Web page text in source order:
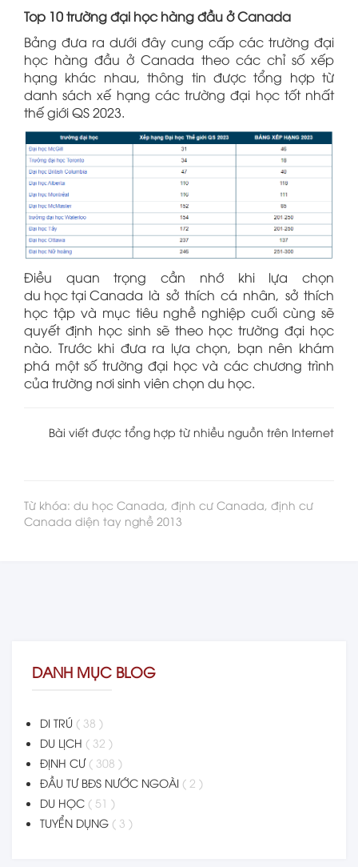
Top 10 trường đại học hàng đầu ở Canada
Bảng đưa ra dưới đây cung cấp các trường đại
học hàng đầu ở Canada theo các chỉ số xếp
hạng khác nhau, thông tin được tổng hợp từ
danh sách xế hạng các trường đại học tốt nhất
thế giới QS 2023.
Điều quan trọng cần nhớ khi lựa chọn
du học tại Canada là sở thích cá nhân, sở thích
học tập và mục tiêu nghề nghiệp cuối cùng sẽ
quyết định học sinh sẽ theo học trường đại học
nào. Trước khi đưa ra lựa chọn, bạn nên khám
phá một số trường đại học và các chương trình
của trường nơi sinh viên chọn du học.
Bài viết được tổng hợp từ nhiều nguồn trên Internet
Từ khóa: du học Canada, định cư Canada, định cư
Canada diện tay nghề 2013
DANH MỤC BLOG
DI TRÚ ( 38 )
DU LỊCH ( 32 )
ĐỊNH CƯ ( 308 )
ĐẦU TƯ BĐS NƯỚC NGOÀI ( 2 )
DU HỌC ( 51 )
TUYỂN DỤNG ( 3 )